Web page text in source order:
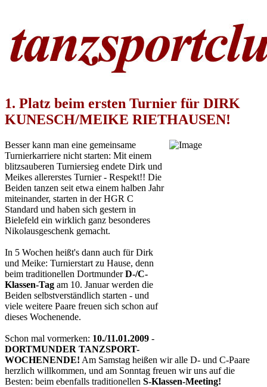
1. Platz beim ersten Turnier für DIRK
KUNESCH/MEIKE RIETHAUSEN!
Besser kann man eine gemeinsame
Turnierkarriere nicht starten: Mit einem
blitzsauberen Turniersieg endete Dirk und
Meikes allererstes Turnier - Respekt!! Die
Beiden tanzen seit etwa einem halben Jahr
miteinander, starten in der HGR C
Standard und haben sich gestern in
Bielefeld ein wirklich ganz besonderes
Nikolausgeschenk gemacht.
In 5 Wochen heißt's dann auch für Dirk
und Meike: Turnierstart zu Hause, denn
beim traditionellen DortmunderD-/C-
Klassen-Tag am 10. Januar werden die
Beiden selbstverständlich starten - und
viele weitere Paare freuen sich schon auf
dieses Wochenende.
Schon mal vormerken: 10./11.01.2009 -
DORTMUNDER TANZSPORT-
WOCHENENDE! Am Samstag heißen wir alle D- und C-Paare
herzlich willkommen, und am Sonntag freuen wir uns auf die
Besten: beim ebenfalls traditionellen S-Klassen-Meeting!